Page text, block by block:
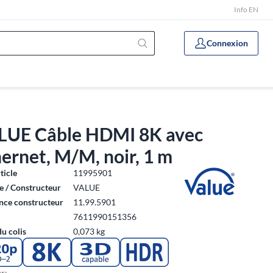
Info EN
Connexion
Câble HDMI 8K avec
M/M, noir, 1 m
11995901
/ Constructeur
VALUE
constructeur
11.99.5901
7611990151356
colis
0,073 kg